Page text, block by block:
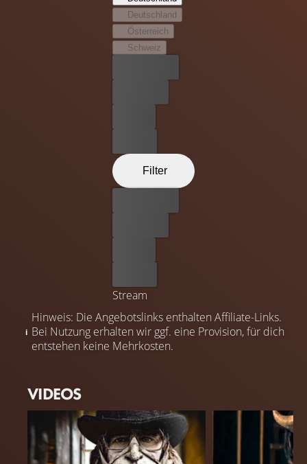
Deutschland
Österreich
Schweiz
Filter
Stream
Hinweis: Die Angebotslinks enthalten Affiliate-Links.
Bei Nutzung erhalten wir ggf. eine Provision, für dich
entstehen keine Mehrkosten.
VIDEOS